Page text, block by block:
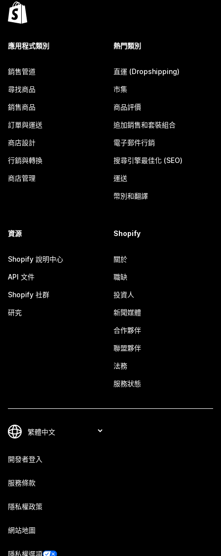
應用程式類別
銷售管道
尋找商品
銷售商品
訂單與運送
商店設計
行銷與轉換
商店管理
熱門類別
直運 (Dropshipping)
市集
商品評價
追加銷售和套裝組合
電子郵件行銷
搜尋引擎最佳化 (SEO)
運送
幣別和翻譯
資源
Shopify 說明中心
API 文件
Shopify 社群
研究
Shopify
關於
職缺
投資人
新聞媒體
合作夥伴
聯盟夥伴
法務
服務狀態
開發者登入
服務條款
隱私權政策
網站地圖
隱私權選項